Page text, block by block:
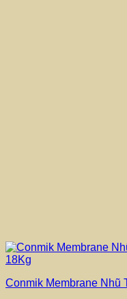
Conmik Membrane Nhũ